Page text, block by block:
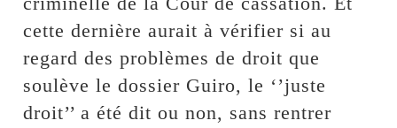
cette dernière aurait à vérifier si au
regard des problèmes de droit que
soulève le dossier Guiro, le ‘’juste
droit’’ a été dit ou non, sans rentrer